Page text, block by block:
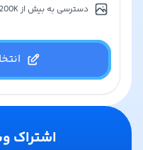
دسترسی به بیش از 200K تصویر و آیکون
اشتراک